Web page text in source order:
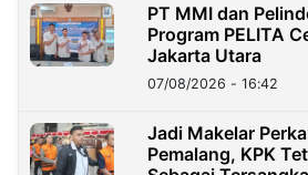
PT MMI dan
Program PELITA
Jakarta Utara
07/08/2026 - 16:42
Jadi Makelar
Pemalang, KPK